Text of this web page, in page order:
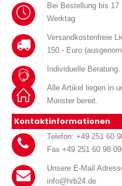
Bei Bestellung bis 17
Werktag
Versandkostenfreie
150.- Euro
Individuelle
Alle Artikel liegen in
Münster bereit.
Kontaktinformationen
Telefon: +49 251 60
Fax +49 251 60 98
Unsere E-Mail
info@hrb24.de